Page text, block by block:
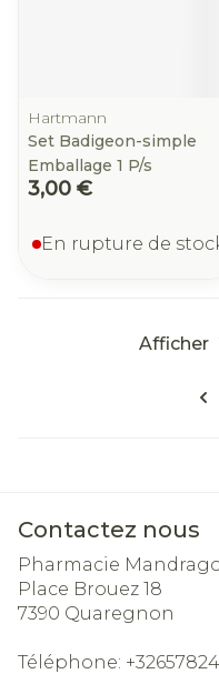
Hartmann
Set Badigeon-simple
Emballage 1 P/s
3,00 €
En rupture de
Afficher
Contactez nous
Pharmacie
Place Brouez 18
7390 Quaregnon
Téléphone: